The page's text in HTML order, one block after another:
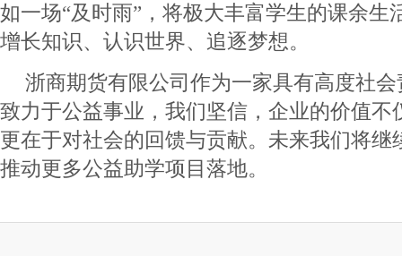
如一场“及时雨”，将极大丰富学生的课余生
增长知识、认识世界、追逐梦想。
浙商期货有限公司作为一家具有高度社
致力于公益事业，我们坚信，企业的价值不
更在于对社会的回馈与贡献。未来我们将继
推动更多公益助学项目落地。